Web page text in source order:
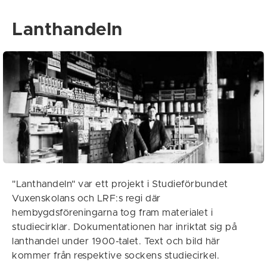
Lanthandeln
"Lanthandeln" var ett projekt i Studieförbundet
Vuxenskolans och LRF:s regi där
hembygdsföreningarna tog fram materialet i
studiecirklar. Dokumentationen har inriktat sig på
lanthandel under 1900-talet. Text och bild här
kommer från respektive sockens studiecirkel.